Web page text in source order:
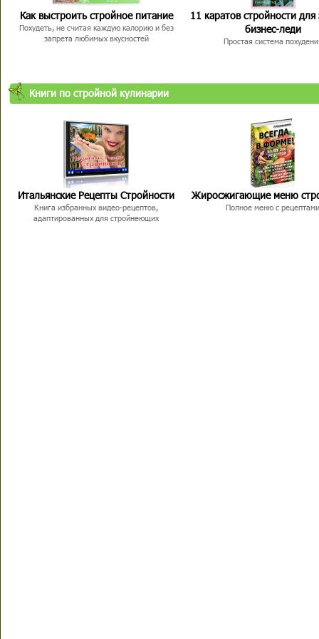
Как выстроить стройное питание
Похудеть, не считая каждую калорию и без
запрета любимых вкусностей
11 каратов стройности для
бизнес-леди
Простая система
Книги по стройной кулинарии
Итальянские Рецепты Стройности
Книга избранных видео-рецептов,
адаптированных для стройнеющих
Жиросжигающие меню
Полное меню с рецептами